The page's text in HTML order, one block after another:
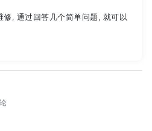
良请发讯息或扫描下方二维码微信留
谢谢您的耐心！） 邮箱：
, 通过回答几个简单问题, 就可以